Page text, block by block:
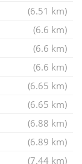
(6.51 km)
(6.6 km)
(6.6 km)
(6.6 km)
(6.65 km)
(6.65 km)
(6.88 km)
(6.89 km)
(7.44 km)